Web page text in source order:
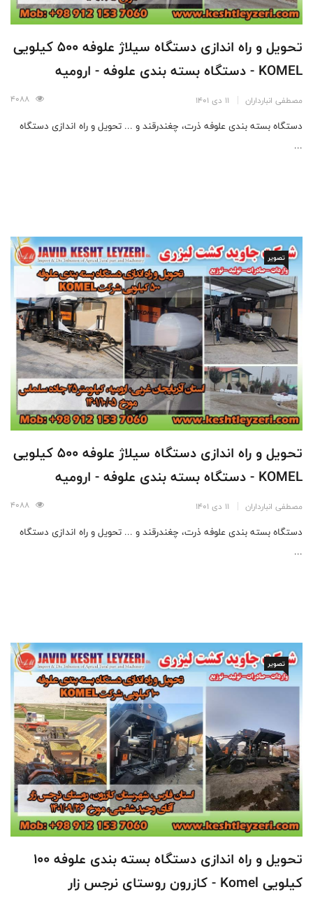
تحویل و راه اندازی دستگاه سیلاژ علوفه 500 کیلویی
KOMEL - دستگاه بسته بندی علوفه - ارومیه
مصطفی انبارداران 11 دی 1401
دستگاه بسته بندی علوفه ذرت، چغندرقند و ... تحویل و راه اندازی دستگاه
...
تصویر
تحویل و راه اندازی دستگاه سیلاژ علوفه 500 کیلویی
KOMEL - دستگاه بسته بندی علوفه - ارومیه
مصطفی انبارداران 11 دی 1401
دستگاه بسته بندی علوفه ذرت، چغندرقند و ... تحویل و راه اندازی دستگاه
...
تصویر
تحویل و راه اندازی دستگاه بسته بندی علوفه 100
کیلویی Komel - کازرون روستای نرجس زار